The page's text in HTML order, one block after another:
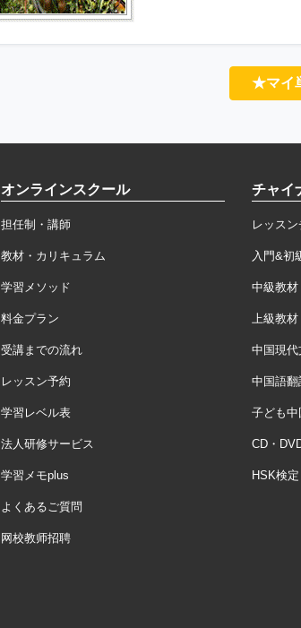
★マイ
オンラインスクール
担任制・講師
教材・カリキュラム
学習メソッド
料金プラン
受講までの流れ
レッスン予約
学習レベル表
法人研修サービス
学習メモplus
よくあるご質問
网校教师招聘
チャイ
レッスン
入門&初
中級教材
上級教材
中国現代
中国語翻
子ども中
CD・
HSK検定